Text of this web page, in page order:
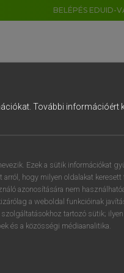
BELÉPÉS EDUID-
További információért
Ezek a sütik információkat
hogy milyen oldalakat keresett
azonosítására nem
a weboldal funkcióinak
tartozó sütik;
és a közösségi médiaanalitika.
6 7 8 9
z u i
h j k l é
b n m , .